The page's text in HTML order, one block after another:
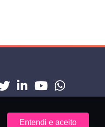
Entendi e aceito